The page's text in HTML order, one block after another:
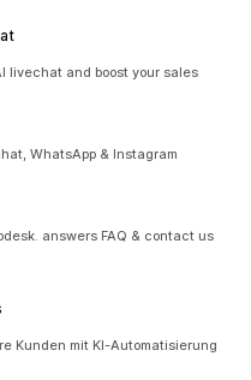
livechat and boost your sales
WhatsApp & Instagram
answers FAQ & contact us
Kunden mit KI-Automatisierung